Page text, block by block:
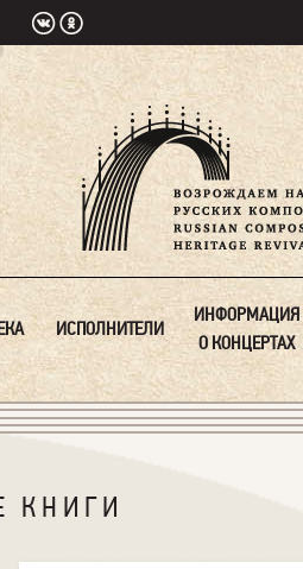
ИСПОЛНИТЕЛИ
ИНФОРМАЦИЯ
О КОНЦЕРТАХ
КНИГИ